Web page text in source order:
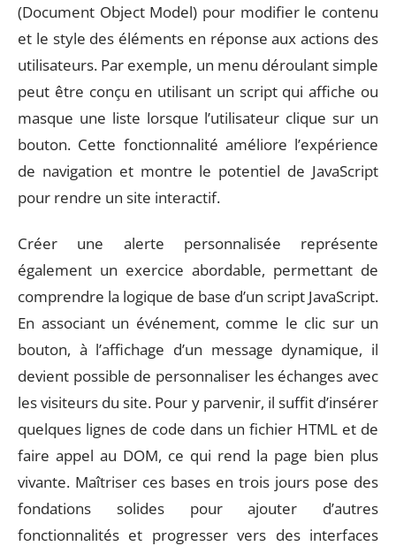
(Document Object Model) pour modifier le contenu
et le style des éléments en réponse aux actions des
utilisateurs. Par exemple, un menu déroulant simple
peut être conçu en utilisant un script qui affiche ou
masque une liste lorsque l’utilisateur clique sur un
bouton. Cette fonctionnalité améliore l’expérience
de navigation et montre le potentiel de JavaScript
pour rendre un site interactif.
Créer une alerte personnalisée représente
également un exercice abordable, permettant de
comprendre la logique de base d’un script JavaScript.
En associant un événement, comme le clic sur un
bouton, à l’affichage d’un message dynamique, il
devient possible de personnaliser les échanges avec
les visiteurs du site. Pour y parvenir, il suffit d’insérer
quelques lignes de code dans un fichier HTML et de
faire appel au DOM, ce qui rend la page bien plus
vivante. Maîtriser ces bases en trois jours pose des
fondations solides pour ajouter d’autres
fonctionnalités et progresser vers des interfaces